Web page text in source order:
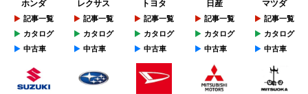
ホンダ
記事一覧
カタログ
中古車
レクサス
記事一覧
カタログ
中古車
トヨタ
記事一覧
カタログ
中古車
日産
記事一覧
カタログ
中古車
マツダ
記事一覧
カタログ
中古車